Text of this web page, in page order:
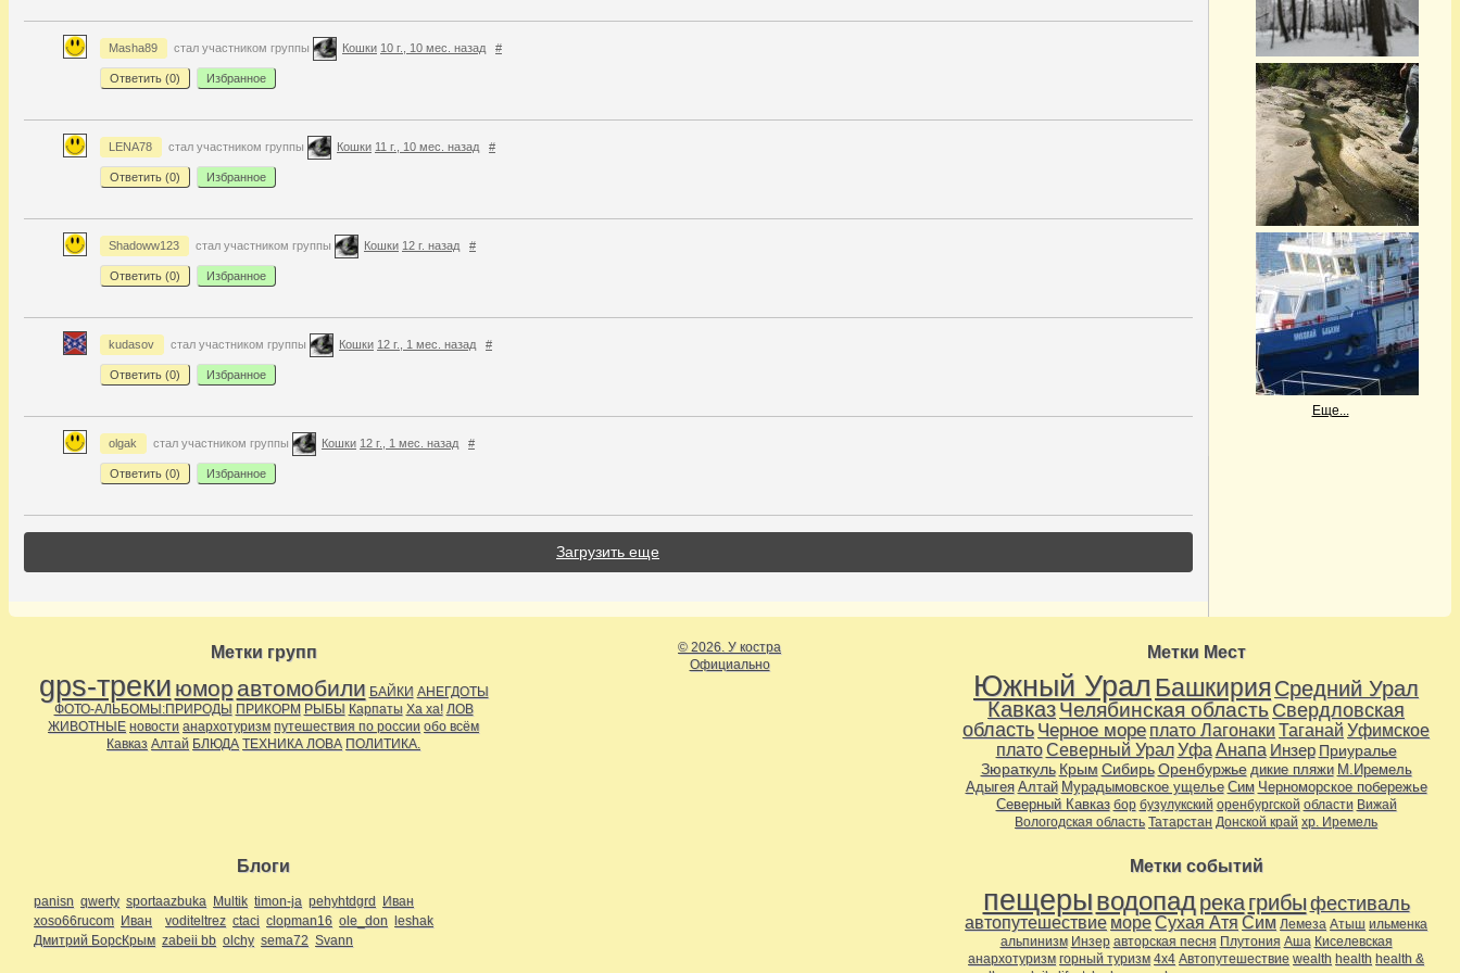
Masha89 стал участником группы Кошки 10 г., 10 мес. назад #
Ответить (0) Избранное
LENA78 стал участником группы Кошки 11 г., 10 мес. назад #
Ответить (0) Избранное
Shadoww123 стал участником группы Кошки 12 г. назад #
Ответить (0) Избранное
kudasov стал участником группы Кошки 12 г., 1 мес. назад #
Ответить (0) Избранное
olgak стал участником группы Кошки 12 г., 1 мес. назад #
Ответить (0) Избранное
Загрузить еще
Еще...
Метки групп
gps-треки юморавтомобили БАЙКИ АНЕГДОТЫ
ФОТО-АЛЬБОМЫ:ПРИРОДЫ ПРИКОРМ РЫБЫ Карпаты Ха ха! ЛОВ
ЖИВОТНЫЕ новости анархотуризм путешествия по россии обо всём
Кавказ Алтай БЛЮДА ТЕХНИКА ЛОВА ПОЛИТИКА.
© 2026. У костра
Официально
Метки Мест
Южный Урал БашкирияСредний Урал
КавказЧелябинская область Свердловская
область Черное море плато ЛагонакиТаганайУфимское
платоСеверный УралУфа Анапа Инзер Приуралье
Зюраткуль Крым Сибирь Оренбуржье дикие пляжи М.Иремель
Адыгея Алтай Мурадымовское ущелье Сим Черноморское побережье
Северный Кавказ бор бузулукский оренбургской области Вижай
Вологодская область Татарстан Донской край хр. Иремель
Блоги
panisn qwerty sportaazbuka Multik timon-ja pehyhtdgrd Иван
xoso66rucom Иван voditeltrez ctaci clopman16 ole_don leshak
Дмитрий БорсКрым zabeii bb olchy sema72 Svann
Метки событий
пещерыводопад река грибыфестиваль
автопутешествие мореСухая АтяСим Лемеза Атыш ильменка
альпинизм Инзер авторская песня Плутония Аша Киселевская
анархотуризм горный туризм 4х4 Автопутешествие wealth health health &